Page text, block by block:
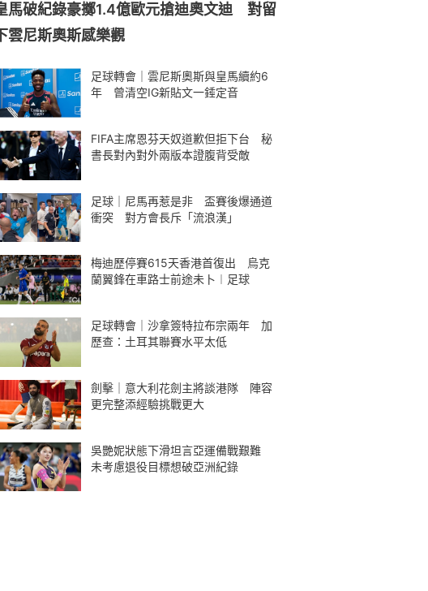
馬破紀錄豪擲1.4億歐元搶迪奧文迪 對留
雲尼斯奧斯感樂觀
足球轉會｜雲尼斯奧斯與皇馬續約6
年 曾清空IG新貼文一錘定音
FIFA主席恩芬天奴道歉但拒下台 秘
書長對內對外兩版本證腹背受敵
足球｜尼馬再惹是非 盃賽後爆通道
衝突 對方會長斥「流浪漢」
梅迪歷停賽615天香港首復出 烏克
蘭翼鋒在車路士前途未卜︱足球
足球轉會｜沙拿簽特拉布宗兩年 加
歷查：土耳其聯賽水平太低
劍擊｜意大利花劍主將談港隊 陣容
更完整添經驗挑戰更大
吳艷妮狀態下滑坦言亞運備戰艱難
未考慮退役目標想破亞洲紀錄